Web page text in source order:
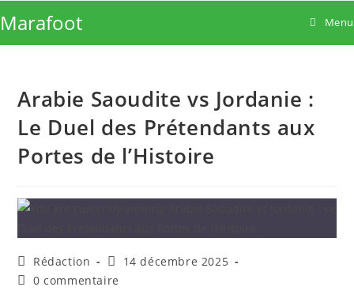
to
content
Marafoot Menu
Arabie Saoudite vs Jordanie :
Le Duel des Prétendants aux
Portes de l’Histoire
Auteur/autrice
de
Rédaction
Publication
publiée :
14 décembre 2025
Commentaires
0 commentaire